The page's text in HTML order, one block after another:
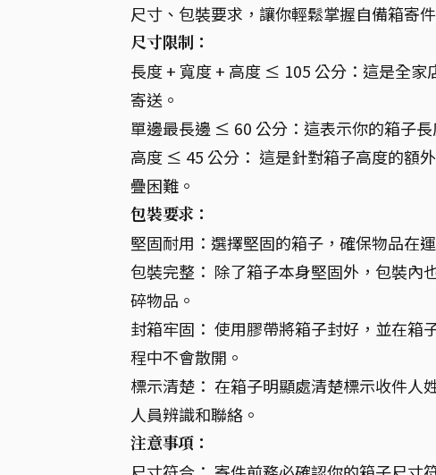
尺寸、包裝要求，讓你輕鬆掌握自備箱寄
尺寸限制：
長度 + 寬度 + 高度 ≤ 105 公分：這是全
寄送。
單邊最長邊 ≤ 60 公分：這表示你的箱子
高度 ≤ 45 公分： 這是針對箱子高度的額
疊困難。
包裝要求：
堅固耐用：選擇堅固的箱子，確保物品在
包裝完整： 除了箱子本身堅固外，包裝內
碎物品。
封箱牢固： 使用膠帶將箱子封好，並在箱
程中不會散開。
標示清楚： 在箱子明顯處清楚標示收件人
人員辨識和聯絡。
注意事項：